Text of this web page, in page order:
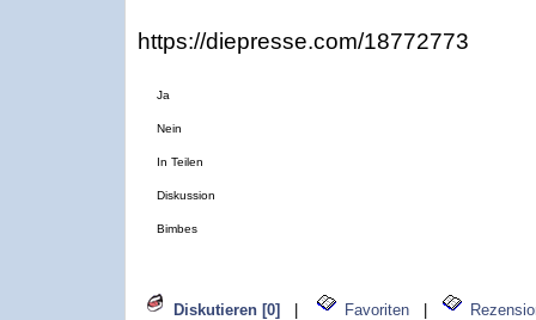
https://diepresse.com/18772773
Ja
Nein
In Teilen
Diskussion
Bimbes
Diskutieren [0] Favoriten